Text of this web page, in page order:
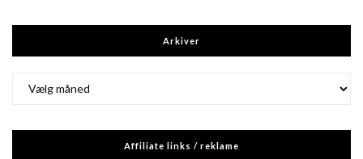
Arkiver
Affiliate links / reklame